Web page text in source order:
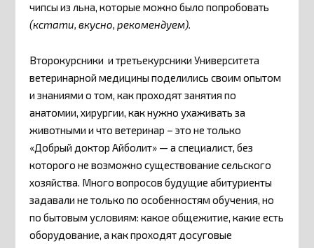
чипсы из льна, которые можно было попробовать
(кстати, вкусно, рекомендуем).
Второкурсники и третьекурсники Университета
ветеринарной медицины поделились своим опытом
и знаниями о том, как проходят занятия по
анатомии, хирургии, как нужно ухаживать за
животными и что ветеринар – это не только
«Добрый доктор Айболит» — а специалист, без
которого не возможно существование сельского
хозяйства. Много вопросов будущие абитуриенты
задавали не только по особенностям обучения, но
по бытовым условиям: какое общежитие, какие есть
оборудование, а как проходят досуговые